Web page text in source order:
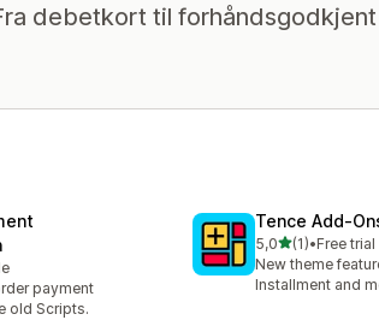
debetkort til forhåndsgodkjent
payment
old Scripts.
Tence
5,0av 5 stjerner
(1)
Totalt 1 omtaler
•Free
New theme
Installment and